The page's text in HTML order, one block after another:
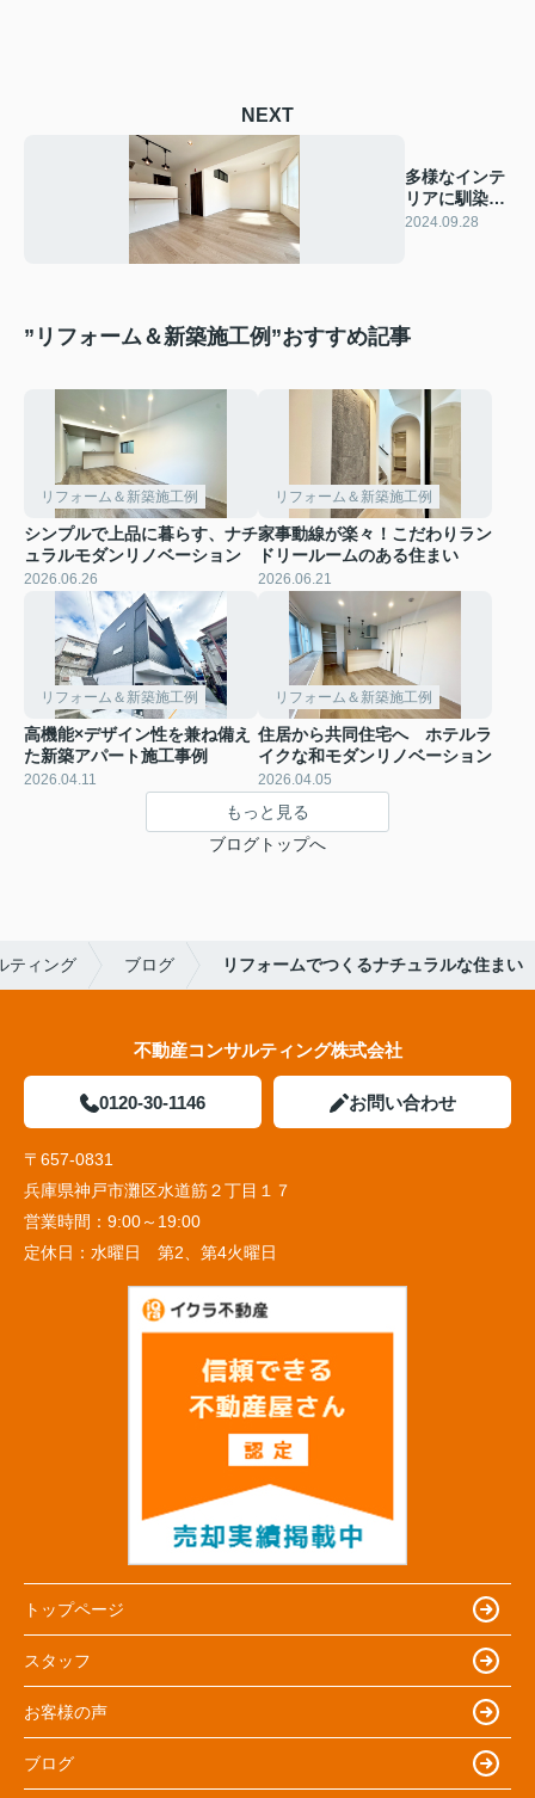
NEXT
多様なインテ
リアに馴染む
シンプルな暮
2024.09.28
”リフォーム＆新築施工例”おすすめ記事
リフォーム＆新築施工例
シンプルで上品に暮らす、ナチ
ュラルモダンリノベーション
2026.06.26
リフォーム＆新築施工例
家事動線が楽々！こだわりラン
ドリールームのある住まい
2026.06.21
リフォーム＆新築施工例
高機能×デザイン性を兼ね備え
た新築アパート施工事例
2026.04.11
リフォーム＆新築施工例
住居から共同住宅へ ホテルラ
イクな和モダンリノベーション
2026.04.05
もっと見る
ブログトップへ
ティング ブログ リフォームでつくるナチュラルな住まい
不動産コンサルティング株式会社
0120-30-1146 お問い合わせ
〒657-0831
兵庫県神戸市灘区水道筋２丁目１７
営業時間： 9:00～19:00
定休日： 水曜日 第2、第4火曜日
トップページ
スタッフ
お客様の声
ブログ